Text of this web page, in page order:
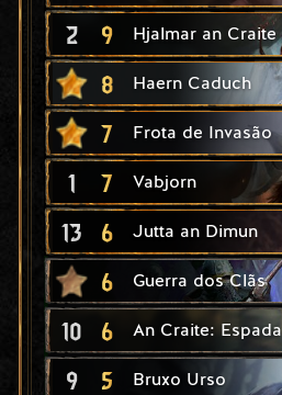
2 9 Hjalmar an Craite
8 Haern Caduch
7 Frota de Invasão
1 7 Vabjorn
13 6 Jutta an Dimun
6 Guerra dos Clãs
10 6 An Craite: Espada
9 5 Bruxo Urso